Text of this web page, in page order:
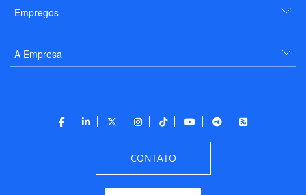
Empregos
A Empresa
CONTATO